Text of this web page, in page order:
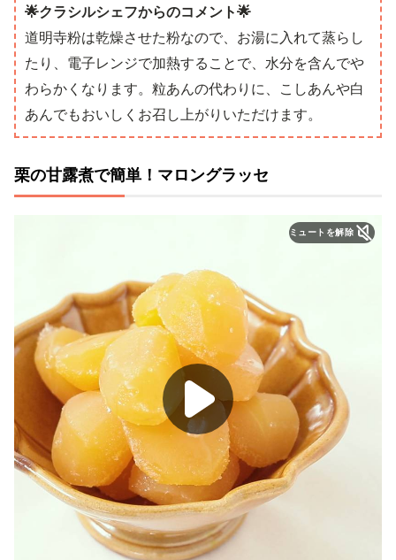
🌟クラシルシェフからのコメント🌟
道明寺粉は乾燥させた粉なので、お湯に入れて蒸らし
たり、電子レンジで加熱することで、水分を含んでや
わらかくなります。粒あんの代わりに、こしあんや白
あんでもおいしくお召し上がりいただけます。
栗の甘露煮で簡単！マロングラッセ
ミュートを解除